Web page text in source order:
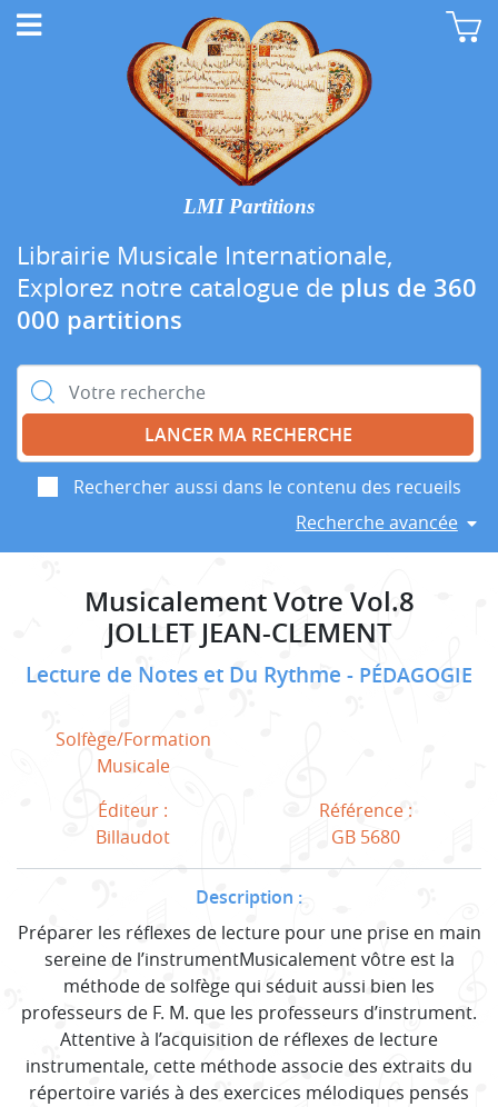
LMI Partitions
Librairie Musicale Internationale,
Explorez notre catalogue de plus de 360
000 partitions
Rechercher :
Rechercher aussi dans le contenu des recueils
Recherche avancée
Musicalement Votre Vol.8
JOLLET JEAN-CLEMENT
Lecture de Notes et Du Rythme PÉDAGOGIE
Solfège/Formation
Musicale
Éditeur :
Billaudot
Référence :
GB 5680
Description :
Préparer les réflexes de lecture pour une prise en main
sereine de l’instrumentMusicalement vôtre est la
méthode de solfège qui séduit aussi bien les
professeurs de F. M. que les professeurs d’instrument.
Attentive à l’acquisition de réflexes de lecture
instrumentale, cette méthode associe des extraits du
répertoire variés à des exercices mélodiques pensés